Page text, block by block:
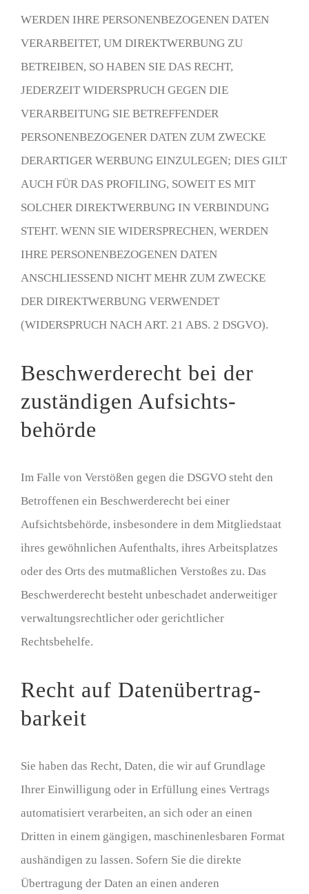
WERDEN IHRE PERSONENBEZOGENEN DATEN
VERARBEITET, UM DIREKTWERBUNG ZU
BETREIBEN, SO HABEN SIE DAS RECHT,
JEDERZEIT WIDERSPRUCH GEGEN DIE
VERARBEITUNG SIE BETREFFENDER
PERSONENBEZOGENER DATEN ZUM ZWECKE
DERARTIGER WERBUNG EINZULEGEN; DIES GILT
AUCH FÜR DAS PROFILING, SOWEIT ES MIT
SOLCHER DIREKTWERBUNG IN VERBINDUNG
STEHT. WENN SIE WIDERSPRECHEN, WERDEN
IHRE PERSONENBEZOGENEN DATEN
ANSCHLIESSEND NICHT MEHR ZUM ZWECKE
DER DIREKTWERBUNG VERWENDET
(WIDERSPRUCH NACH ART. 21 ABS. 2 DSGVO).
Beschwerde­recht bei der
zuständigen Aufsichts­
behörde
Im Falle von Verstößen gegen die DSGVO steht den
Betroffenen ein Beschwerderecht bei einer
Aufsichtsbehörde, insbesondere in dem Mitgliedstaat
ihres gewöhnlichen Aufenthalts, ihres Arbeitsplatzes
oder des Orts des mutmaßlichen Verstoßes zu. Das
Beschwerderecht besteht unbeschadet anderweitiger
verwaltungsrechtlicher oder gerichtlicher
Rechtsbehelfe.
Recht auf Daten­übertrag­
barkeit
Sie haben das Recht, Daten, die wir auf Grundlage
Ihrer Einwilligung oder in Erfüllung eines Vertrags
automatisiert verarbeiten, an sich oder an einen
Dritten in einem gängigen, maschinenlesbaren Format
aushändigen zu lassen. Sofern Sie die direkte
Übertragung der Daten an einen anderen